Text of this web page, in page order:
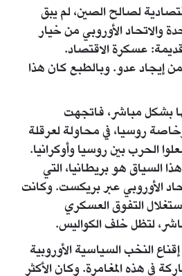
لصالح الصين، لم يبق
والاتحاد الأوروبي من خيار
عسكرة الاقتصاد.
إيجاد عدو. وبالطبع كان هذا
بشكل مباشر، فاتجهت
روسيا، في محاولة لعرقلة
الحرب بين روسيا وأوكرانيا.
السياق هو بريطانيا، التي
الأوروبي عبر بريكست. وكانت
التفوق العسكري
لتظل خلف الكواليس.
النخب السياسية الأوروبية
في هذه المغامرة. وكان الأكثر